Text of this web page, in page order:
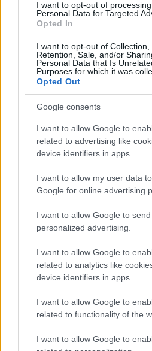
I want to opt-out of
Personal Data for Targeted
Opted In
I want to opt-out of Collection,
Retention, Sale, and/or
Personal Data that Is
Purposes for which it was
Opted Out
Google consents
I want to allow Google to
related to advertising like
device identifiers in apps.
I want to allow my user data
Google for online advertising
I want to allow Google to
personalized advertising.
I want to allow Google to
related to analytics like
device identifiers in apps.
I want to allow Google to
related to functionality of the
I want to allow Google to
NECROLOGIE
Mario Malu
Paolo Pinna
Martina Agostina
I nostri cari
I nostri cari